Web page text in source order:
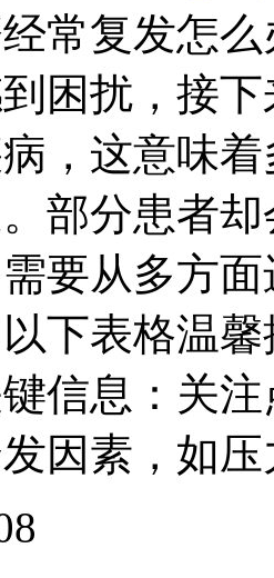
常复发怎
困扰，接
，这意味
部分患者
要从多方
下表格温
信息：关
因素，如